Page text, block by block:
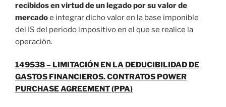
recibidos en virtud de un legado por su valor de
mercadoe integrar dicho valor en la base imponible
del IS del periodo impositivo en el que se realice la
operación.
149538 – LIMITACIÓN EN LA DEDUCIBILIDAD DE
GASTOS FINANCIEROS. CONTRATOS POWER
PURCHASE AGREEMENT (PPA)